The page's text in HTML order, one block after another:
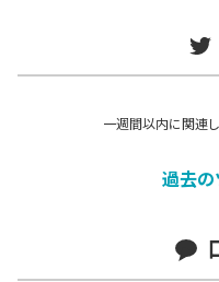
一週間以内に関連
過去の